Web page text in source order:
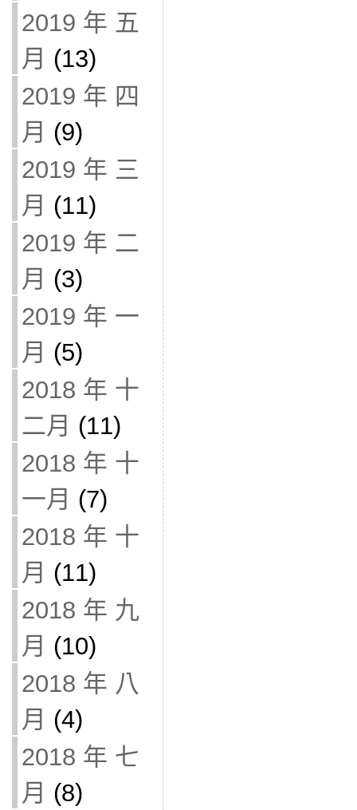
2019 年 五
月 (13)
2019 年 四
月 (9)
2019 年 三
月 (11)
2019 年 二
月 (3)
2019 年 一
月 (5)
2018 年 十
二月 (11)
2018 年 十
一月 (7)
2018 年 十
月 (11)
2018 年 九
月 (10)
2018 年 八
月 (4)
2018 年 七
月 (8)